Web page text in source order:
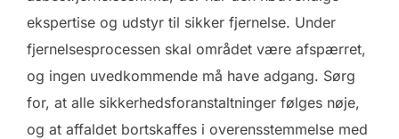
ekspertise og udstyr til sikker fjernelse. Under
fjernelsesprocessen skal området være afspærret,
og ingen uvedkommende må have adgang. Sørg
for, at alle sikkerhedsforanstaltninger følges nøje,
og at affaldet bortskaffes i overensstemmelse med